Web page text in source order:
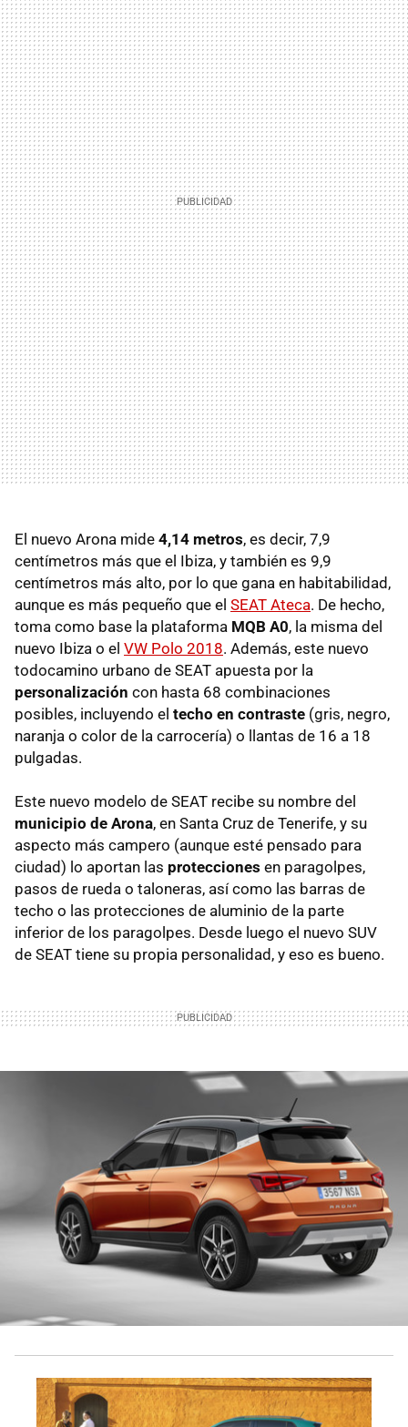
El nuevo Arona mide 4,14 metros, es decir, 7,9
centímetros más que el Ibiza, y también es 9,9
centímetros más alto, por lo que gana en habitabilidad,
aunque es más pequeño que el SEAT Ateca. De hecho,
toma como base la plataforma MQB A0, la misma del
nuevo Ibiza o el VW Polo 2018. Además, este nuevo
todocamino urbano de SEAT apuesta por la
personalización con hasta 68 combinaciones
posibles, incluyendo el techo en contraste (gris, negro,
naranja o color de la carrocería) o llantas de 16 a 18
pulgadas.
Este nuevo modelo de SEAT recibe su nombre del
municipio de Arona, en Santa Cruz de Tenerife, y su
aspecto más campero (aunque esté pensado para
ciudad) lo aportan las protecciones en paragolpes,
pasos de rueda o taloneras, así como las barras de
techo o las protecciones de aluminio de la parte
inferior de los paragolpes. Desde luego el nuevo SUV
de SEAT tiene su propia personalidad, y eso es bueno.